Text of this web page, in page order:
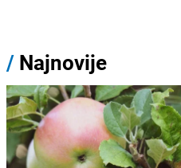
/ Najnovije